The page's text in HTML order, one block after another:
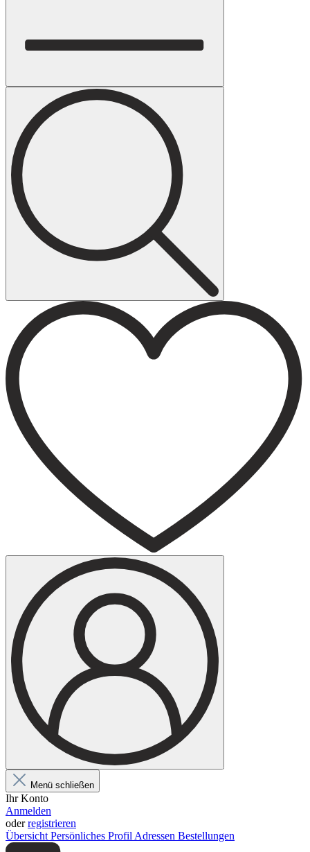
Menü schließen
Ihr Konto
Anmelden
oderregistrieren
Übersicht Persönliches Profil Adressen Bestellungen